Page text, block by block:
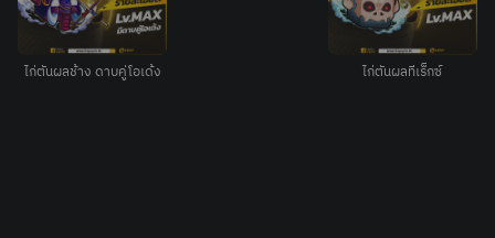
ไก่ตันผลช้าง ดาบคู่โอเด้ง ไก่ตันผลทีเร็กซ์